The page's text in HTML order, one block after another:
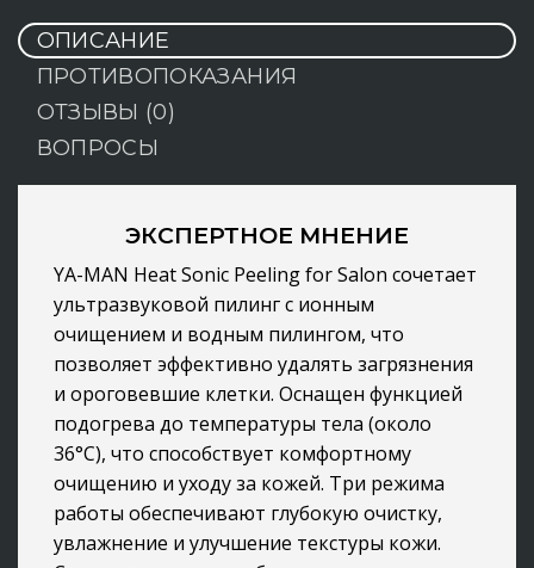
ОПИСАНИЕ
ПРОТИВОПОКАЗАНИЯ
ОТЗЫВЫ (0)
ВОПРОСЫ
ЭКСПЕРТНОЕ МНЕНИЕ
YA-MAN Heat Sonic Peeling for Salon сочетает
ультразвуковой пилинг с ионным
очищением и водным пилингом, что
позволяет эффективно удалять загрязнения
и ороговевшие клетки. Оснащен функцией
подогрева до температуры тела (около
36°C), что способствует комфортному
очищению и уходу за кожей. Три режима
работы обеспечивают глубокую очистку,
увлажнение и улучшение текстуры кожи.